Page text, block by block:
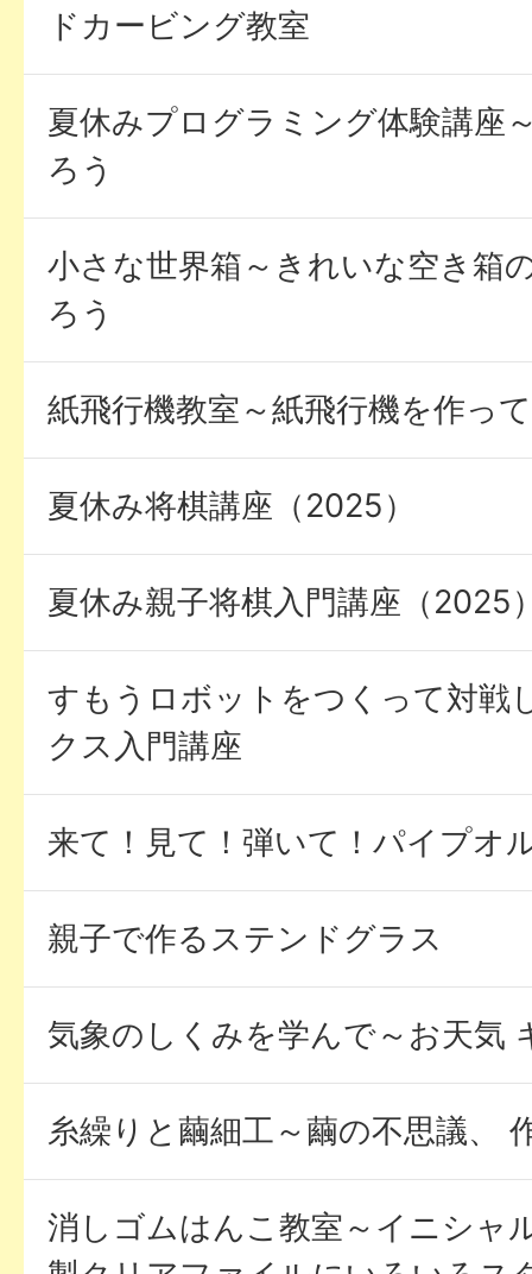
ドカービング教室
夏休みプログラミング体験講座
ろう
小さな世界箱～きれいな空き箱
ろう
紙飛行機教室～紙飛行機を作っ
夏休み将棋講座（2025）
夏休み親子将棋入門講座（2025
すもうロボットをつくって対戦
クス入門講座
来て！見て！弾いて！パイプオ
親子で作るステンドグラス
気象のしくみを学んで～お天気
糸繰りと繭細工～繭の不思議、
消しゴムはんこ教室～イニシャ